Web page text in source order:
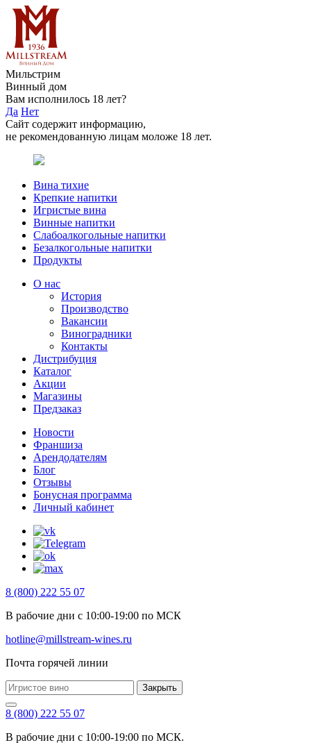
Мильстрим
Винный дом
Вам исполнилось 18 лет?
Да Нет
Сайт содержит информацию,
не рекомендованную лицам моложе 18 лет.
Вина тихие
Крепкие напитки
Игристые вина
Винные напитки
Слабоалкогольные напитки
Безалкогольные напитки
Продукты
О нас
История
Производство
Вакансии
Виноградники
Контакты
Дистрибуция
Каталог
Акции
Магазины
Предзаказ
Новости
Франшиза
Арендодателям
Блог
Отзывы
Бонусная программа
Личный кабинет
8 (800) 222 55 07
В рабочие дни с 10:00-19:00 по МСК
hotline@millstream-wines.ru
Почта горячей линии
Закрыть
8 (800) 222 55 07
В рабочие дни с 10:00-19:00 по МСК.